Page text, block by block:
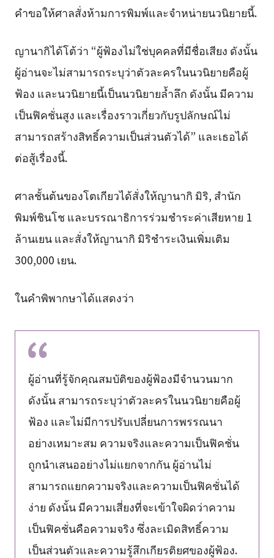
คำขอให้ศาลสั่งห้ามการพิมพ์และจำหน่ายนวนิยายนี้.
ญานากิได้โต้ว่า “ผู้ฟ้องไม่ใช่บุคคลที่มีชื่อเสียง ดังนั้น
ผู้อ่านจะไม่สามารถระบุว่าตัวละครในนวนิยายคือผู้
ฟ้อง และนวนิยายนี้เป็นนวนิยายล้ำลึก ดังนั้น มีความ
เป็นฟิคชั่นสูง และเรื่องราวเกี่ยวกับรูปลักษณ์ไม่
สามารถสร้างสิทธิ์ความเป็นส่วนตัวได้” และเธอได้
ต่อสู้เรื่องนี้.
ศาลชั้นต้นของโตเกียวได้สั่งให้ญานากิ มิริ, สำนัก
พิมพ์ชินโช และบรรณาธิการร่วมชำระค่าเสียหาย 1
ล้านเยน และสั่งให้ญานากิ มิริชำระเงินเพิ่มเติม
300,000 เยน.
ในคำพิพากษาได้แสดงว่า
ผู้อ่านที่รู้จักคุณสมบัติของผู้ฟ้องมีจำนวนมาก
ดังนั้น สามารถระบุว่าตัวละครในนวนิยายคือผู้
ฟ้อง และไม่มีการปรับเปลี่ยนการพรรณนา
อย่างเหมาะสม ความจริงและความเป็นฟิคชั่น
ถูกนำเสนออย่างไม่แยกจากกัน ผู้อ่านไม่
สามารถแยกความจริงและความเป็นฟิคชั่นได้
ง่าย ดังนั้น มีความเสี่ยงที่จะเข้าใจผิดว่าความ
เป็นฟิคชั่นคือความจริง ซึ่งละเมิดสิทธิ์ความ
เป็นส่วนตัวและความรู้สึกเกียรติยศของผู้ฟ้อง.